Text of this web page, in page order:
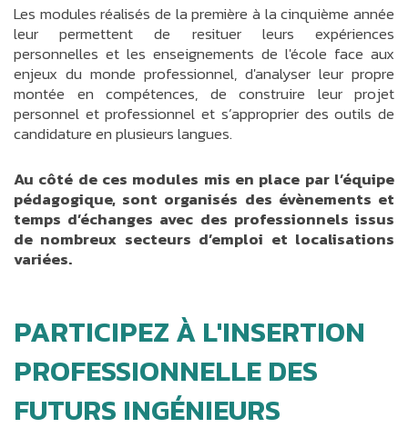
Les modules réalisés de la première à la cinquième année
leur permettent de resituer leurs expériences
personnelles et les enseignements de l'école face aux
enjeux du monde professionnel, d'analyser leur propre
montée en compétences, de construire leur projet
personnel et professionnel et s’approprier des outils de
candidature en plusieurs langues.
Au côté de ces modules mis en place par l’équipe
pédagogique, sont organisés des évènements et
temps d’échanges avec des professionnels issus
de nombreux secteurs d’emploi et localisations
variées.
PARTICIPEZ À L'INSERTION
PROFESSIONNELLE DES
FUTURS INGÉNIEURS